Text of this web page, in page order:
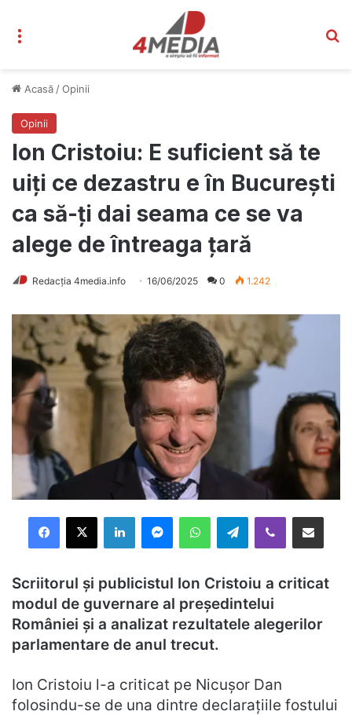
Acasă /Opinii
Opinii
Ion Cristoiu: E suficient să te
uiţi ce dezastru e în Bucureşti
ca să-ţi dai seama ce se va
alege de întreaga ţară
Redacția 4media.info 16/06/2025 0 1.242
Facebook
X LinkedInMessengerWhatsAppTelegramViber Distribuie prin mail
Scriitorul și publicistul Ion Cristoiu a criticat
modul de guvernare al președintelui
României și a analizat rezultatele alegerilor
parlamentare de anul trecut.
Ion Cristoiu l-a criticat pe Nicușor Dan
folosindu-se de una dintre declarațiile fostului